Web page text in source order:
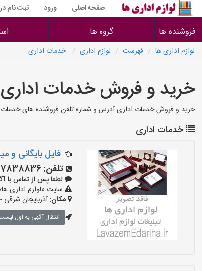
صفحه اصلی ورود ثبت نام
فروشنده ها گروه ها
لوازم اداری ها فهرست لوازم اداری خدمات اداری
خرید و فروش خدمات اداری
خرید و فروش خدمات اداری آدرس و شماره تلفن فروشنده های
خدمات اداری
فایل بایگانی و میز
تلفن:
لطفا پس از تماس با آگهی
سایت «لوازم اداری
مکان:آذربایجان شرقی -
انتقال آگهی به اول